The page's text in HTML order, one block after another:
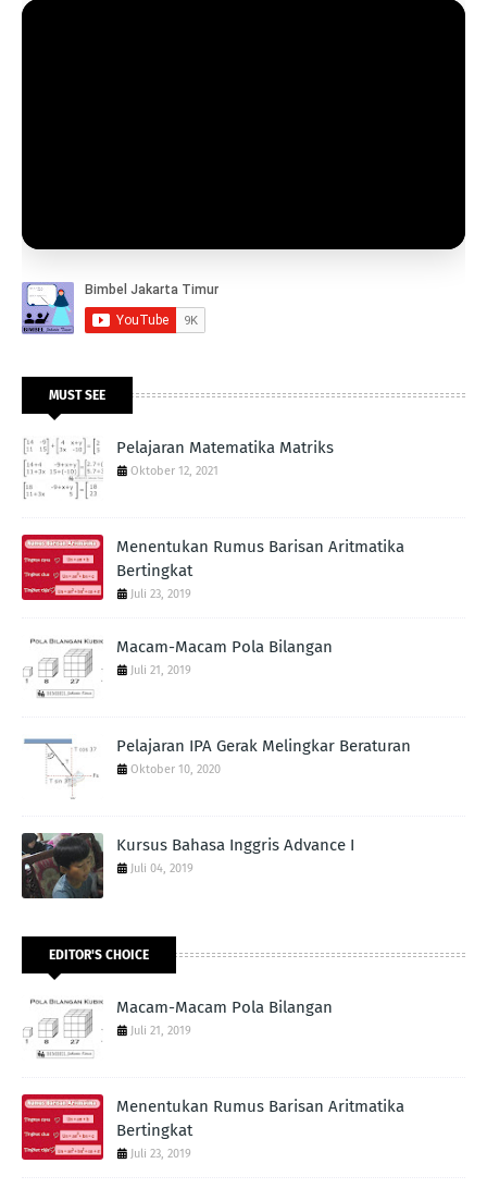
MUST SEE
Pelajaran Matematika Matriks
Oktober 12, 2021
Menentukan Rumus Barisan Aritmatika
Bertingkat
Juli 23, 2019
Macam-Macam Pola Bilangan
Juli 21, 2019
Pelajaran IPA Gerak Melingkar Beraturan
Oktober 10, 2020
Kursus Bahasa Inggris Advance I
Juli 04, 2019
EDITOR'S CHOICE
Macam-Macam Pola Bilangan
Juli 21, 2019
Menentukan Rumus Barisan Aritmatika
Bertingkat
Juli 23, 2019